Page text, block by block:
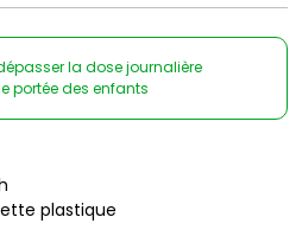
la dose journalière
portée des enfants
plastique